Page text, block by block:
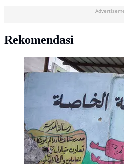
Rekomendasi